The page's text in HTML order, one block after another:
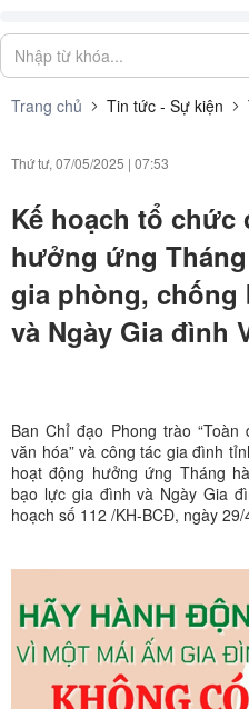
Trang chủ Tin tức - Sự kiện
Thứ tư, 07/05/2025 | 07:53
Kế hoạch tổ chức
hưởng ứng
gia phòng,
và Ngày Gia đình
Ban Chỉ đạo Phong trào
văn hóa” và công tác gia đình
hoạt động hưởng ứng Tháng
bạo lực gia đình và Ngày Gia
hoạch số 112 /KH-BCĐ, ngày 29/